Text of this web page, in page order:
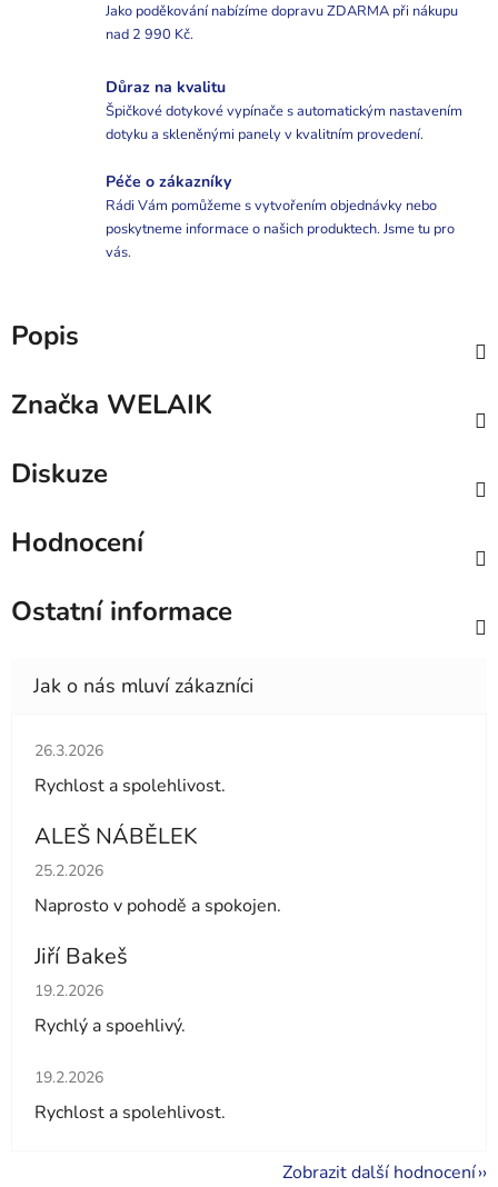
Jako poděkování nabízíme dopravu ZDARMA při nákupu
nad 2 990 Kč.
Důraz na kvalitu
Špičkové dotykové vypínače s automatickým nastavením
dotyku a skleněnými panely v kvalitním provedení.
Péče o zákazníky
Rádi Vám pomůžeme s vytvořením objednávky nebo
poskytneme informace o našich produktech. Jsme tu pro
vás.
Popis
Značka WELAIK
Diskuze
Hodnocení
Ostatní informace
Hodnocení obchodu je 5 z 5 hvězdiček.
26.3.2026
Rychlost a spolehlivost.
ALEŠ NÁBĚLEK
Hodnocení obchodu je 5 z 5 hvězdiček.
25.2.2026
Naprosto v pohodě a spokojen.
Jiří Bakeš
Hodnocení obchodu je 5 z 5 hvězdiček.
19.2.2026
Rychlý a spoehlivý.
Hodnocení obchodu je 5 z 5 hvězdiček.
19.2.2026
Rychlost a spolehlivost.
Zobrazit další hodnocení